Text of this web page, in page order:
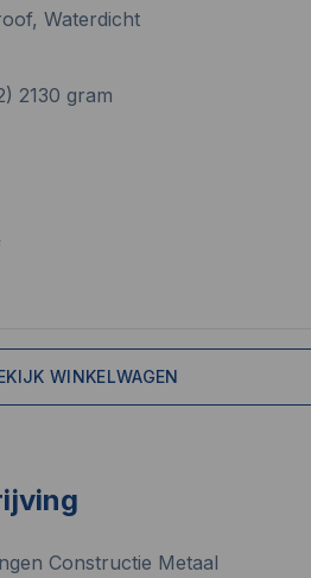
Waterdicht
2130 gram
WINKELWAGEN
Constructie Metaal